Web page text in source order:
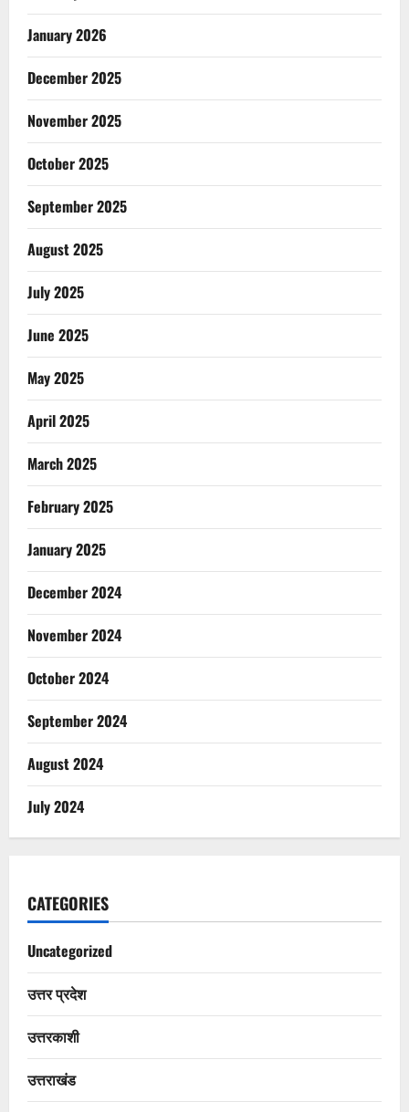
January 2026
December 2025
November 2025
October 2025
September 2025
August 2025
July 2025
June 2025
May 2025
April 2025
March 2025
February 2025
January 2025
December 2024
November 2024
October 2024
September 2024
August 2024
July 2024
CATEGORIES
Uncategorized
उत्तर प्रदेश
उत्तरकाशी
उत्तराखंड